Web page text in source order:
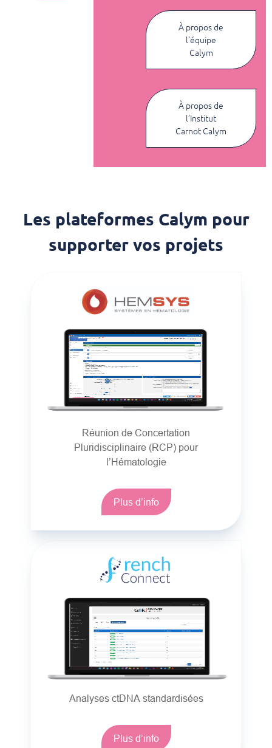
À propos de
l’équipe
Calym
À propos de
l’Institut
Carnot Calym
Les plateformes Calym pour
supporter vos projets
Réunion de Concertation
Pluridisciplinaire (RCP) pour
l’Hématologie
Plus d’info
Analyses ctDNA standardisées
Plus d’info